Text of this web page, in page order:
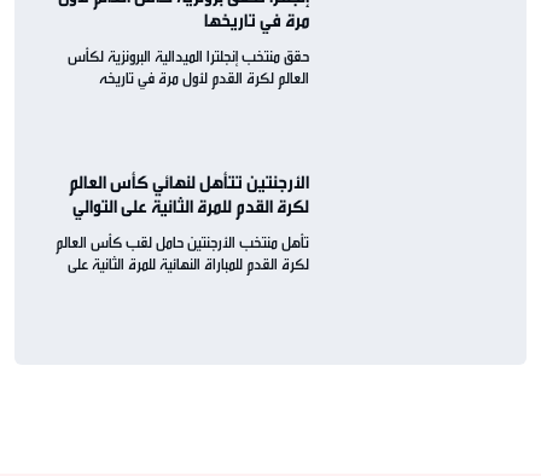
مرة في تاريخها
حقق منتخب إنجلترا الميدالية البرونزية لكأس
العالم لكرة القدم لأول مرة في تاريخه
الأرجنتين تتأهل لنهائي كأس العالم
لكرة القدم للمرة الثانية على التوالي
تأهل منتخب الأرجنتين حامل لقب كأس العالم
لكرة القدم للمباراة النهائية للمرة الثانية على